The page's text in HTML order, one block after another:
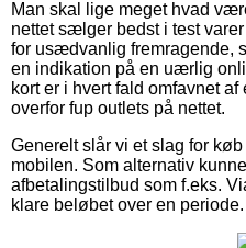
Man skal lige meget hvad
nettet sælger bedst i test
for usædvanlig fremragende,
en indikation på en uærlig
kort er i hvert fald omfavnet
overfor fup outlets på nettet.
Generelt slår vi et slag for
mobilen. Som alternativ
afbetalingstilbud som f.eks.
klare beløbet over en periode.